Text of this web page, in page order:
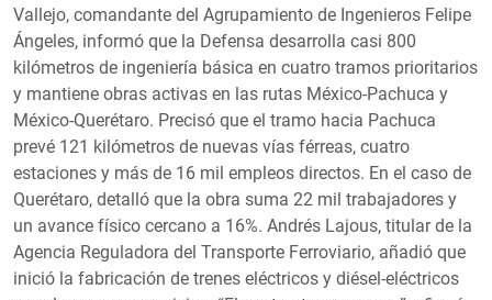
Vallejo, comandante del Agrupamiento de Ingenieros Felipe
Ángeles, informó que la Defensa desarrolla casi 800
kilómetros de ingeniería básica en cuatro tramos prioritarios
y mantiene obras activas en las rutas México-Pachuca y
México-Querétaro. Precisó que el tramo hacia Pachuca
prevé 121 kilómetros de nuevas vías férreas, cuatro
estaciones y más de 16 mil empleos directos. En el caso de
Querétaro, detalló que la obra suma 22 mil trabajadores y
un avance físico cercano a 16%. Andrés Lajous, titular de la
Agencia Reguladora del Transporte Ferroviario, añadió que
inició la fabricación de trenes eléctricos y diésel-eléctricos